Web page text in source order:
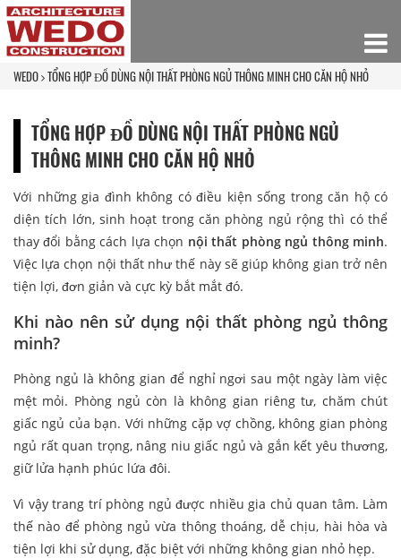
WEDO TỔNG HỢP ĐỒ DÙNG NỘI THẤT PHÒNG NGỦ THÔNG MINH CHO CĂN HỘ NHỎ
TỔNG HỢP ĐỒ DÙNG NỘI THẤT PHÒNG NGỦ
THÔNG MINH CHO CĂN HỘ NHỎ
Với những gia đình không có điều kiện sống trong căn hộ có
diện tích lớn, sinh hoạt trong căn phòng ngủ rộng thì có thể
thay đổi bằng cách lựa chọn nội thất phòng ngủ thông minh.
Việc lựa chọn nội thất như thế này sẽ giúp không gian trở nên
tiện lợi, đơn giản và cực kỳ bắt mắt đó.
Khi nào nên sử dụng nội thất phòng ngủ thông
minh?
Phòng ngủ là không gian để nghỉ ngơi sau một ngày làm việc
mệt mỏi. Phòng ngủ còn là không gian riêng tư, chăm chút
giấc ngủ của bạn. Với những cặp vợ chồng, không gian phòng
ngủ rất quan trọng, nâng niu giấc ngủ và gắn kết yêu thương,
giữ lửa hạnh phúc lứa đôi.
Vì vậy trang trí phòng ngủ được nhiều gia chủ quan tâm. Làm
thế nào để phòng ngủ vừa thông thoáng, dễ chịu, hài hòa và
tiện lợi khi sử dụng, đặc biệt với những không gian nhỏ hẹp.